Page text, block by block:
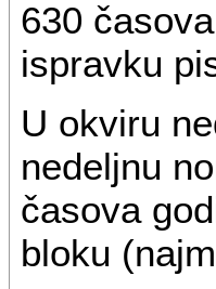
630
ispravku
U okviru
nedeljnu
časova
bloku